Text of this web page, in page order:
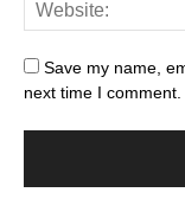
Save my name,
next time I comment.